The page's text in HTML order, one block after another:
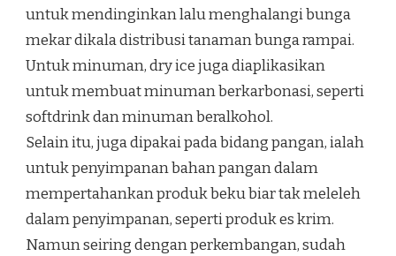
untuk mendinginkan lalu menghalangi bunga
mekar dikala distribusi tanaman bunga rampai.
Untuk minuman, dry ice juga diaplikasikan
untuk membuat minuman berkarbonasi, seperti
softdrink dan minuman beralkohol.
Selain itu, juga dipakai pada bidang pangan, ialah
untuk penyimpanan bahan pangan dalam
mempertahankan produk beku biar tak meleleh
dalam penyimpanan, seperti produk es krim.
Namun seiring dengan perkembangan, sudah